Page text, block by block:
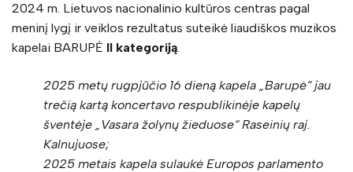
2024 m. Lietuvos nacionalinio kultūros centras pagal
meninį lygį ir veiklos rezultatus suteikė liaudiškos muzikos
kapelai BARUPĖ II kategoriją.
2025 metų rugpjūčio 16 dieną kapela „Barupė“ jau
trečią kartą koncertavo respublikinėje kapelų
šventėje „Vasara žolynų žieduose“ Raseinių raj.
Kalnujuose;
2025 metais kapela sulaukė Europos parlamento